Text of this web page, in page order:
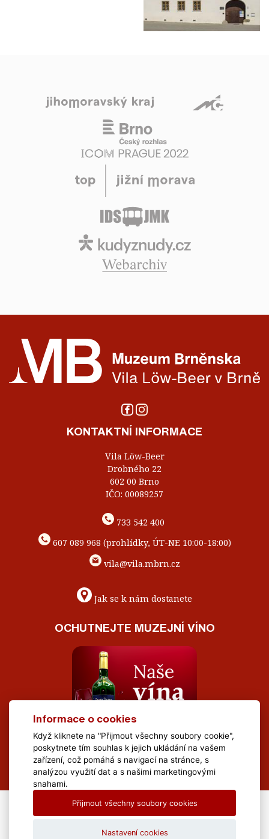
KONTAKTNÍ INFORMACE
Vila Löw-Beer
Drobného 22
602 00 Brno
IČO: 00089257
733 542 400
607 089 968 (prohlídky, ÚT-NE 10:00-18:00)
vila@vila.mbrn.cz
Jak se k nám dostanete
OCHUTNEJTE MUZEJNÍ VÍNO
All Rights Reserved Muzeum Brněnska © 2020, Webdesign by
Informace o cookies
Když kliknete na "Přijmout všechny soubory cookie",
poskytnete tím souhlas k jejich ukládání na vašem
zařízení, což pomáhá s navigací na stránce, s
analýzou využití dat a s našimi marketingovými
snahami.
Přijmout všechny soubory cookies
Nastavení cookies